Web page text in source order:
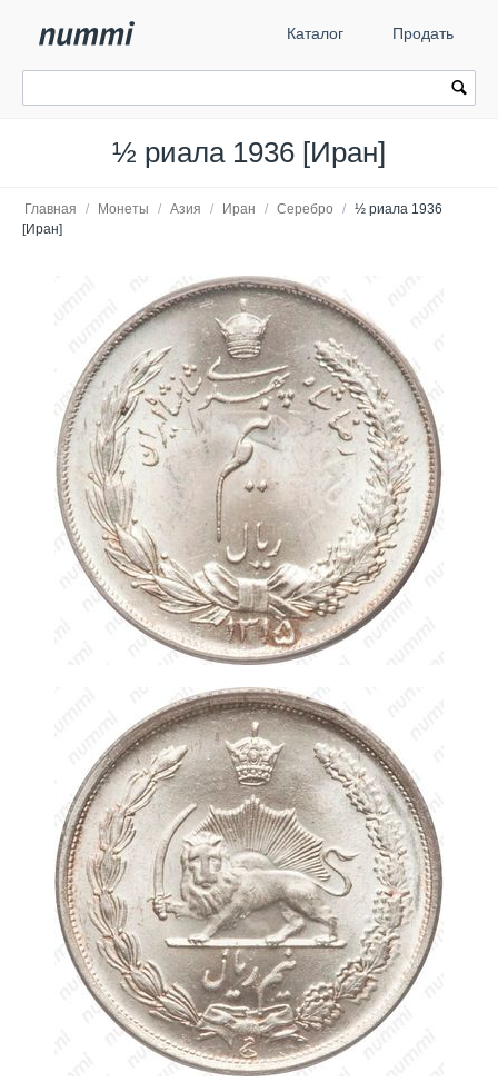
Каталог Продать
½ риала 1936 [Иран]
Главная / Монеты / Азия / Иран / Серебро / ½ риала 1936
[Иран]